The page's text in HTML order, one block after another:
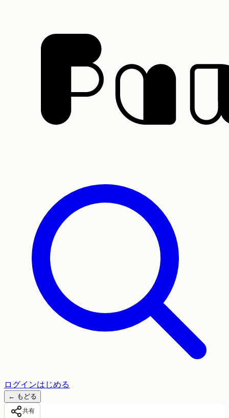
ログインはじめる
← もどる
共有